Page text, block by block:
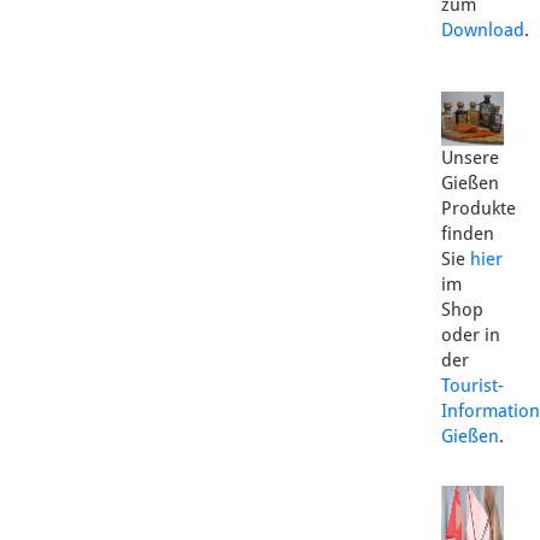
zum
Download.
Unsere
Gießen
Produkte
finden
Sie hier
im
Shop
oder in
der
Tourist-
Information
Gießen.